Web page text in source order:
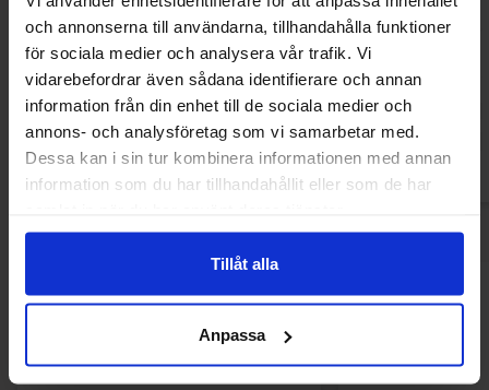
och annonserna till användarna, tillhandahålla funktioner
för sociala medier och analysera vår trafik. Vi
vidarebefordrar även sådana identifierare och annan
information från din enhet till de sociala medier och
annons- och analysföretag som vi samarbetar med.
Dessa kan i sin tur kombinera informationen med annan
information som du har tillhandahållit eller som de har
Tillåt alla
Anpassa
Woogie Milk caramels 1kg
74.90 kr
Køb
K&H
Andre kunne lide